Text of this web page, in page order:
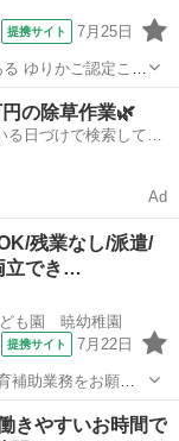
提携サイト 7月25日
ゆりかご認定こど
につ
の除草作業🌿
日づけで検索して即
Ad
残業なし/派遣/
立でき…
も園 暁幼稚園
提携サイト 7月22日
付与 □誕生日プレ
きやすいお時間で